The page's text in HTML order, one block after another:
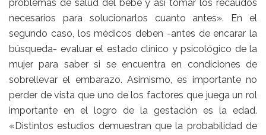
problemas de salud del bebé y así tomar los recaudos
necesarios para solucionarlos cuanto antes». En el
segundo caso, los médicos deben -antes de encarar la
búsqueda- evaluar el estado clínico y psicológico de la
mujer para saber si se encuentra en condiciones de
sobrellevar el embarazo. Asimismo, es importante no
perder de vista que uno de los factores que juega un rol
importante en el logro de la gestación es la edad.
«Distintos estudios demuestran que la probabilidad de